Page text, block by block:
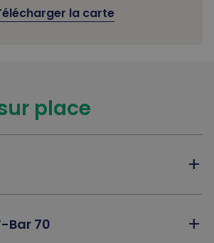
la carte
place
add
Bar 70 add